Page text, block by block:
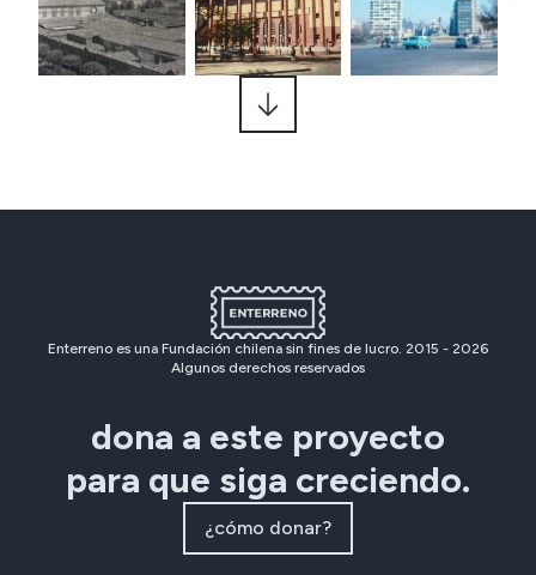
Enterreno es una Fundación chilena sin fines de lucro. 2015 - 2026
Algunos derechos reservados
dona a este proyecto
para que siga creciendo.
¿cómo donar?